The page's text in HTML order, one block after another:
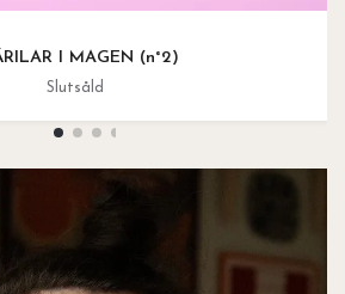
I MAGEN (n°2)
Slutsåld